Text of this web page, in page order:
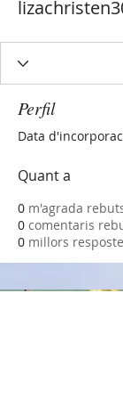
Perfil
Data
Quant a
0 m'agrada
0 comentaris
0 millors